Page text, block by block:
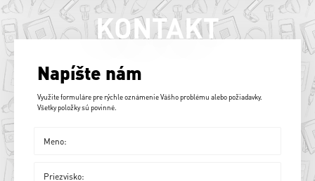
KONTAKT
Napíšte nám
Využite formuláre pre rýchle oznámenie Vášho problému alebo požiadavky.
Všetky položky sú povinné.